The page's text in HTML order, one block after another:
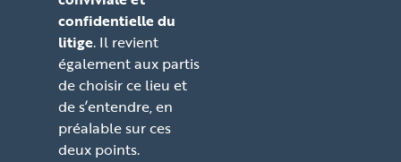
confidentielle du
litige. Il revient
également aux partis
de choisir ce lieu et
de s’entendre, en
préalable sur ces
deux points.